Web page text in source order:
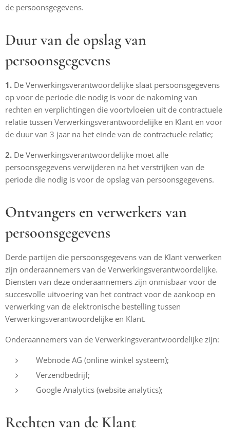
de persoonsgegevens.
Duur van de opslag van
persoonsgegevens
1. De Verwerkingsverantwoordelijke slaat persoonsgegevens
op voor de periode die nodig is voor de nakoming van
rechten en verplichtingen die voortvloeien uit de contractuele
relatie tussen Verwerkingsverantwoordelijke en Klant en voor
de duur van 3 jaar na het einde van de contractuele relatie;
2. De Verwerkingsverantwoordelijke moet alle
persoonsgegevens verwijderen na het verstrijken van de
periode die nodig is voor de opslag van persoonsgegevens.
Ontvangers en verwerkers van
persoonsgegevens
Derde partijen die persoonsgegevens van de Klant verwerken
zijn onderaannemers van de Verwerkingsverantwoordelijke.
Diensten van deze onderaannemers zijn onmisbaar voor de
succesvolle uitvoering van het contract voor de aankoop en
verwerking van de elektronische bestelling tussen
Verwerkingsverantwoordelijke en Klant.
Onderaannemers van de Verwerkingsverantwoordelijke zijn:
Webnode AG (online winkel systeem);
Verzendbedrijf;
Google Analytics (website analytics);
Rechten van de Klant